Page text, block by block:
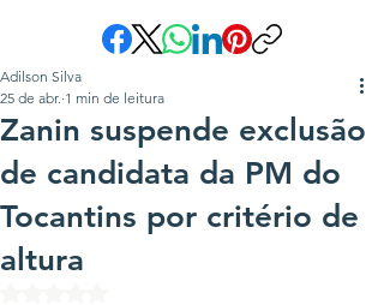
Zanin suspende exclusão
de candidata da PM do
Tocantins por critério de
altura
Adilson Silva
25 de abr. 1 min de leitura